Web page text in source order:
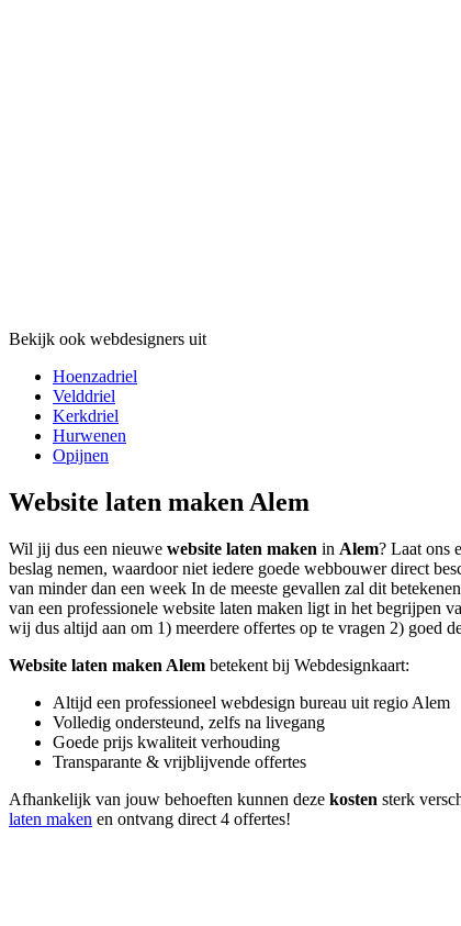
Bekijk ook webdesigners uit
Hoenzadriel
Velddriel
Kerkdriel
Hurwenen
Opijnen
Website laten maken Alem
Wil jij dus een nieuwe website laten maken in Alem? Laat ons
beslag nemen, waardoor niet iedere goede webbouwer direct
van minder dan een week In de meeste gevallen zal dit
van een professionele website laten maken ligt in het begrijpen
wij dus altijd aan om 1) meerdere offertes op te vragen 2) goed
Website laten maken Alem betekent bij Webdesignkaart:
Altijd een professioneel webdesign bureau uit regio Alem
Volledig ondersteund, zelfs na livegang
Goede prijs kwaliteit verhouding
Transparante & vrijblijvende offertes
Afhankelijk van jouw behoeften kunnen deze kosten sterk
laten maken en ontvang direct 4 offertes!